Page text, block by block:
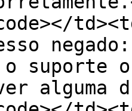
o suporte
alguma